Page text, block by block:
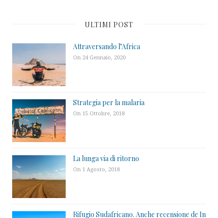
ULTIMI POST
Attraversando l’Africa
On 24 Gennaio, 2020
Strategia per la malaria
On 15 Ottobre, 2018
La lunga via di ritorno
On 1 Agosto, 2018
Rifugio Sudafricano. Anche recensione de In